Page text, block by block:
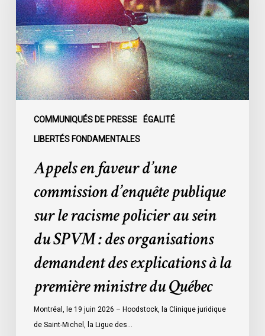
COMMUNIQUÉS DE PRESSE ÉGALITÉ
LIBERTÉS FONDAMENTALES
commission
d’enquête
publique
sur
le
racisme
policier
SPVM
organisations
explications
ministre
Appels en faveur d’une
commission d’enquête publique
sur le racisme policier au sein
du SPVM : des organisations
demandent des explications à la
première ministre du Québec
Montréal, le 19 juin 2026 – Hoodstock, la Clinique juridique
de Saint-Michel, la Ligue des…